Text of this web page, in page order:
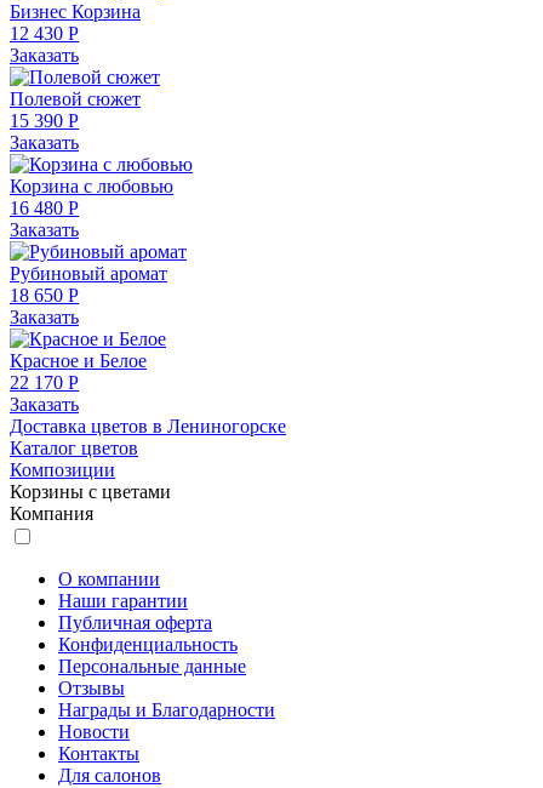
Бизнес Корзина
12 430 Р
Заказать
Полевой сюжет
15 390 Р
Заказать
Корзина с любовью
16 480 Р
Заказать
Рубиновый аромат
18 650 Р
Заказать
Красное и Белое
22 170 Р
Заказать
Доставка цветов в Лениногорске
Каталог цветов
Композиции
Корзины с цветами
Компания
О компании
Наши гарантии
Публичная оферта
Конфиденциальность
Персональные данные
Отзывы
Награды и Благодарности
Новости
Контакты
Для салонов